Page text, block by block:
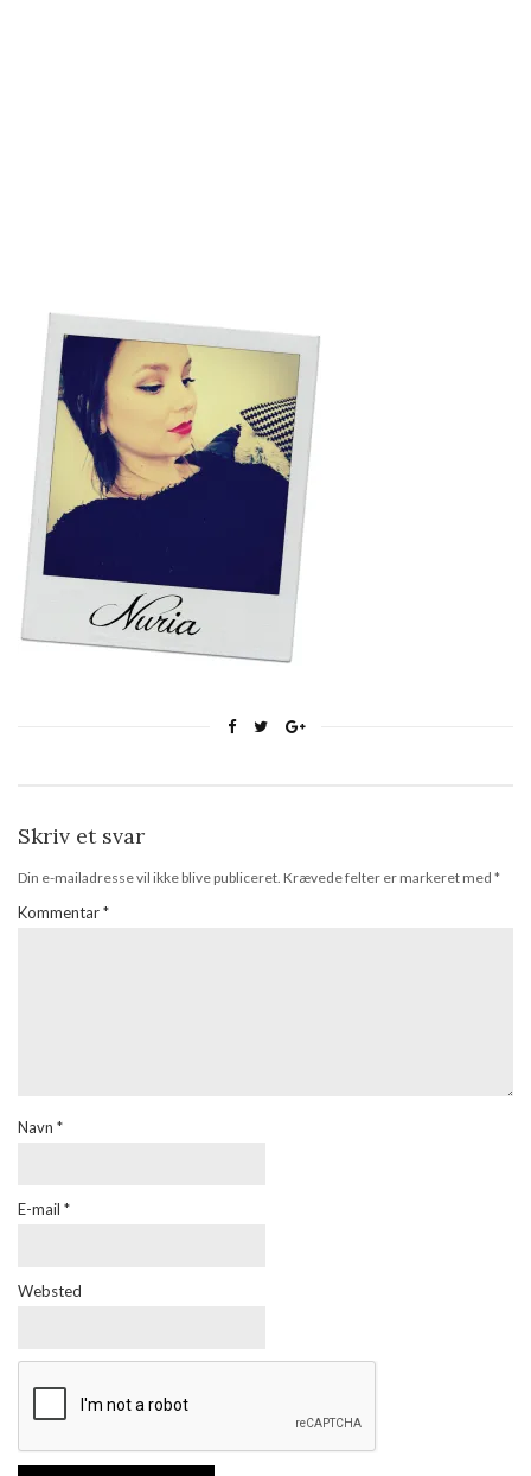
Skriv et svar
Din e-mailadresse vil ikke blive publiceret. Krævede felter er markeret med *
Kommentar*
Navn *
E-mail *
Websted